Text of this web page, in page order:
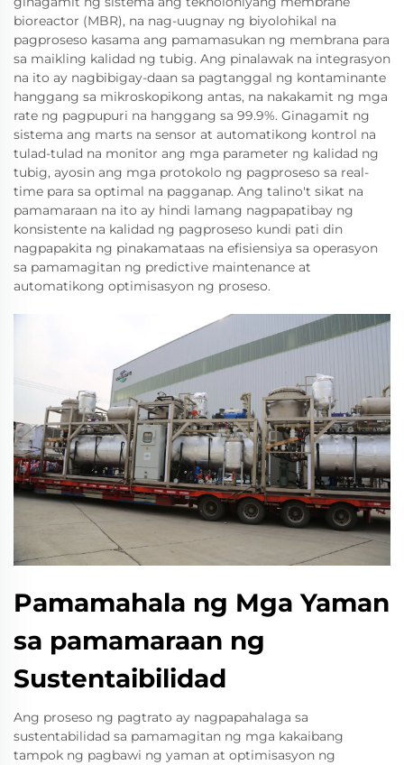
bioreactor (MBR), na nag-uugnay ng biyolohikal na
pagproseso kasama ang pamamasukan ng membrana para
sa maikling kalidad ng tubig. Ang pinalawak na integrasyon
na ito ay nagbibigay-daan sa pagtanggal ng kontaminante
hanggang sa mikroskopikong antas, na nakakamit ng mga
rate ng pagpupuri na hanggang sa 99.9%. Ginagamit ng
sistema ang marts na sensor at automatikong kontrol na
tulad-tulad na monitor ang mga parameter ng kalidad ng
tubig, ayosin ang mga protokolo ng pagproseso sa real-
time para sa optimal na pagganap. Ang talino't sikat na
pamamaraan na ito ay hindi lamang nagpapatibay ng
konsistente na kalidad ng pagproseso kundi pati din
nagpapakita ng pinakamataas na efisiensiya sa operasyon
sa pamamagitan ng predictive maintenance at
automatikong optimisasyon ng proseso.
Pamamahala ng Mga Yaman
sa pamamaraan ng
Sustentaibilidad
Ang proseso ng pagtrato ay nagpapahalaga sa
sustentabilidad sa pamamagitan ng mga kakaibang
tampok ng pagbawi ng yaman at optimisasyon ng